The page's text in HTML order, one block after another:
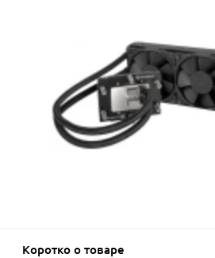
Коротко о товаре